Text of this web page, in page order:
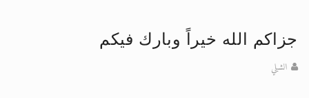
جزاكم الله خيراً وبارك فيكم
الشبلي